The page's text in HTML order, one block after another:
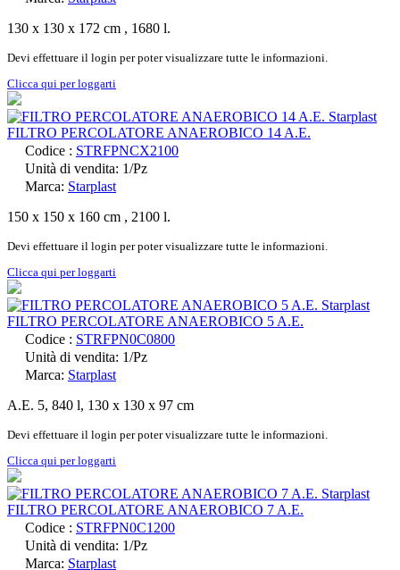
130 x 130 x 172 cm , 1680 l.
Devi effettuare il login per poter visualizzare tutte le informazioni.
Clicca qui per loggarti
FILTRO PERCOLATORE ANAEROBICO 14 A.E.
Codice : STRFPNCX2100
Unità di vendita: 1/Pz
Marca: Starplast
150 x 150 x 160 cm , 2100 l.
Devi effettuare il login per poter visualizzare tutte le informazioni.
Clicca qui per loggarti
FILTRO PERCOLATORE ANAEROBICO 5 A.E.
Codice : STRFPN0C0800
Unità di vendita: 1/Pz
Marca: Starplast
A.E. 5, 840 l, 130 x 130 x 97 cm
Devi effettuare il login per poter visualizzare tutte le informazioni.
Clicca qui per loggarti
FILTRO PERCOLATORE ANAEROBICO 7 A.E.
Codice : STRFPN0C1200
Unità di vendita: 1/Pz
Marca: Starplast